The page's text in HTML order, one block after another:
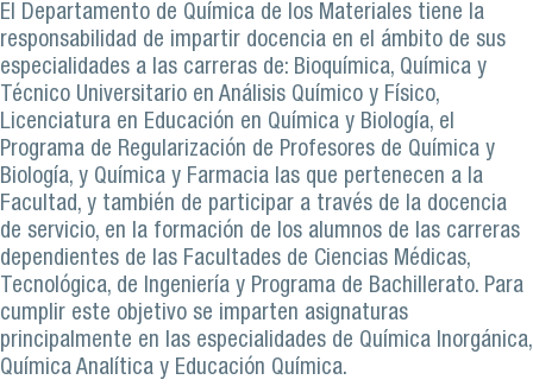
El Departamento de Química de los Materiales tiene la
responsabilidad de impartir docencia en el ámbito de sus
especialidades a las carreras de: Bioquímica, Química y
Técnico Universitario en Análisis Químico y Físico,
Licenciatura en Educación en Química y Biología, el
Programa de Regularización de Profesores de Química y
Biología, y Química y Farmacia las que pertenecen a la
Facultad, y también de participar a través de la docencia
de servicio, en la formación de los alumnos de las carreras
dependientes de las Facultades de Ciencias Médicas,
Tecnológica, de Ingeniería y Programa de Bachillerato. Para
cumplir este objetivo se imparten asignaturas
principalmente en las especialidades de Química Inorgánica,
Química Analítica y Educación Química.